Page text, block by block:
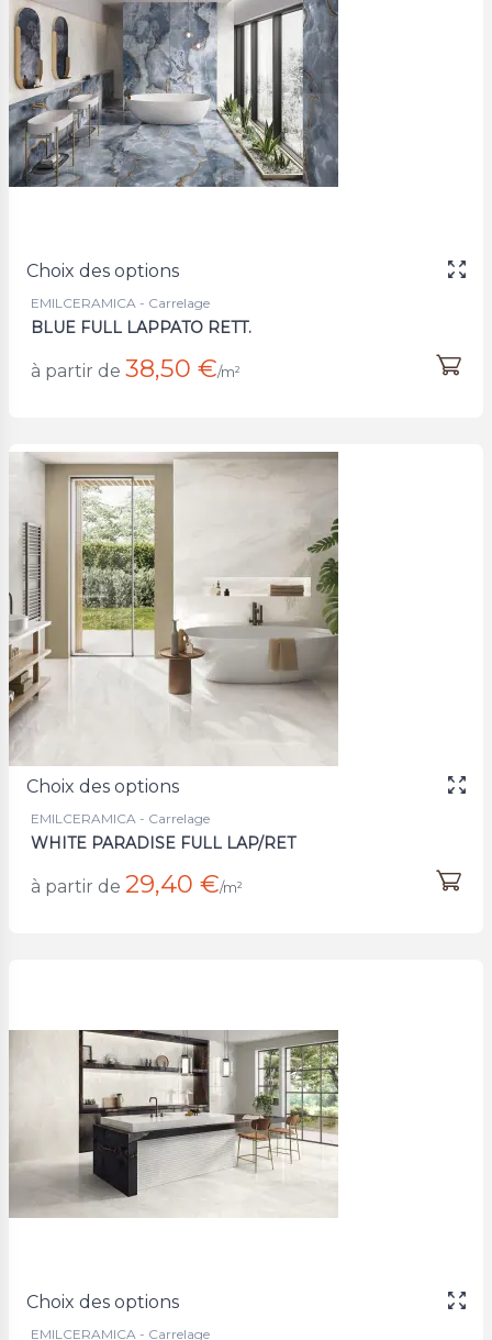
Choix des options
EMILCERAMICA - Carrelage
BLUE FULL LAPPATO RETT.
à partir de 38,50 €/m²
Choix des options
EMILCERAMICA - Carrelage
WHITE PARADISE FULL LAP/RET
à partir de 29,40 €/m²
Choix des options
EMILCERAMICA - Carrelage